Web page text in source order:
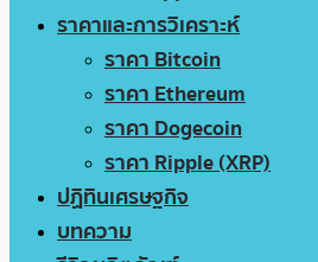
ราคาและการวิเคราะห์
ราคา Bitcoin
ราคา Ethereum
ราคา Dogecoin
ราคา Ripple (XRP)
ปฏิทินเศรษฐกิจ
บทความ